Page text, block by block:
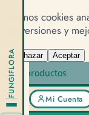
Usamos cookies
conversiones y
Rechazar Aceptar
FUNGIFLORA 🌿
Mi Cuenta